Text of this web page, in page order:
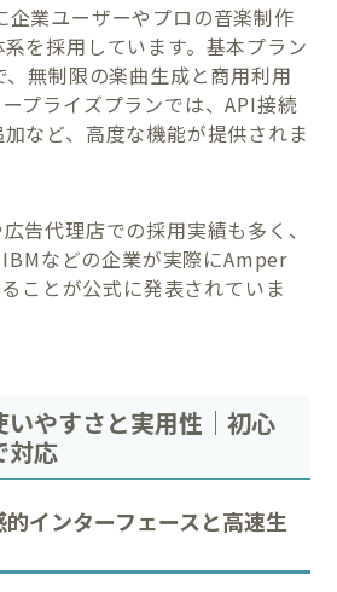
業ユーザーやプロの音楽制作
を採用しています。基本プラン
無制限の楽曲生成と商用利用
プライズプランでは、API接続
など、高度な機能が提供されま
告代理店での採用実績も多く、
などの企業が実際にAmper
ことが公式に発表されていま
やすさと実用性｜初心
対応
インターフェースと高速生